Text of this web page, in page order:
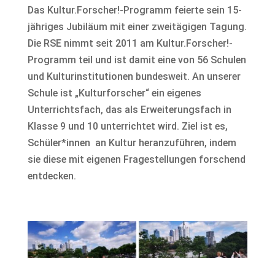
Das Kultur.Forscher!-Programm feierte sein 15-
jähriges Jubiläum mit einer zweitägigen Tagung.
Die RSE nimmt seit 2011 am Kultur.Forscher!-
Programm teil und ist damit eine von 56 Schulen
und Kulturinstitutionen bundesweit. An unserer
Schule ist „Kulturforscher“ ein eigenes
Unterrichtsfach, das als Erweiterungsfach in
Klasse 9 und 10 unterrichtet wird. Ziel ist es,
Schüler*innen an Kultur heranzuführen, indem
sie diese mit eigenen Fragestellungen forschend
entdecken.